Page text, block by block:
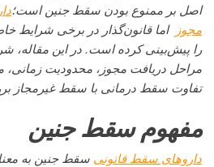
اصل بر ممنوع بودن سقط جنین است؛
مجوز اما قانون‌گذار در برخی شرایط
را پیش‌بینی کرده است. در این مقاله،
مراحل دریافت مجوز، محدودیت
تفاوت سقط درمانی با سقط غیرمجاز
مفهوم سقط جنین
داروهای سقط قانونی سقط جنین به